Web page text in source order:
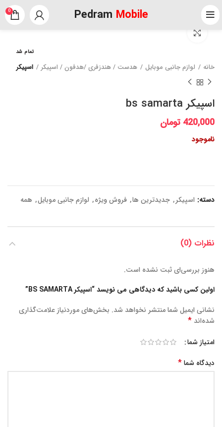
Pedram Mobile
0
تمام شد
خانه لوازم جانبی موبایل هدست / هندزفری /هدفون / اسپیکر اسپیکر
اسپیکر bs samarta
420,000 تومان
ناموجود
دسته: اسپیکر, جدیدترین ها, فروش ویژه, لوازم جانبی موبایل, همه
نظرات (0)
هنوز بررسی‌ای ثبت نشده است.
اولین کسی باشید که دیدگاهی می نویسد “اسپیکر BS SAMARTA”
نشانی ایمیل شما منتشر نخواهد شد. بخش‌های موردنیاز علامت‌گذاری
شده‌اند *
امتیاز شما
دیدگاه شما*